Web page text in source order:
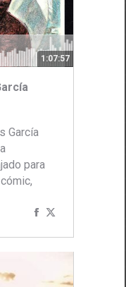
1:07:57
García
para
Compartir